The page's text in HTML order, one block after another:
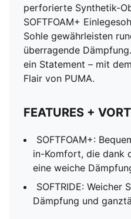
perforierte Synthetik-
SOFTFOAM+
Sohle gewährleisten
überragende
ein Statement – mit
Flair von PUMA.
FEATURES +
SOFTFOAM+:
in-Komfort, die dank
eine weiche
SOFTRIDE: Weicher
Dämpfung und